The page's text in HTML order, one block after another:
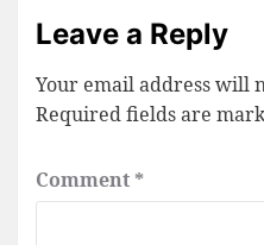
Leave a Reply
Your email address will
Required fields are
Comment *